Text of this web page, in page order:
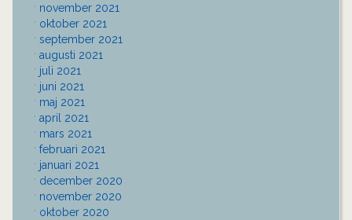
november 2021
oktober 2021
september 2021
augusti 2021
juli 2021
juni 2021
maj 2021
april 2021
mars 2021
februari 2021
januari 2021
december 2020
november 2020
oktober 2020